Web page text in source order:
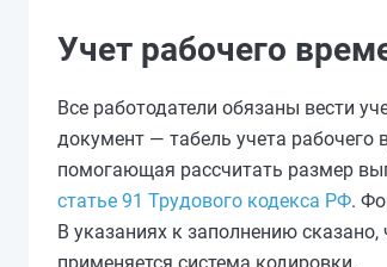
Учет рабочего
Все работодатели обязаны вести
документ — табель учета рабочего
помогающая рассчитать размер
статье 91 Трудового кодекса РФ.
В указаниях к заполнению